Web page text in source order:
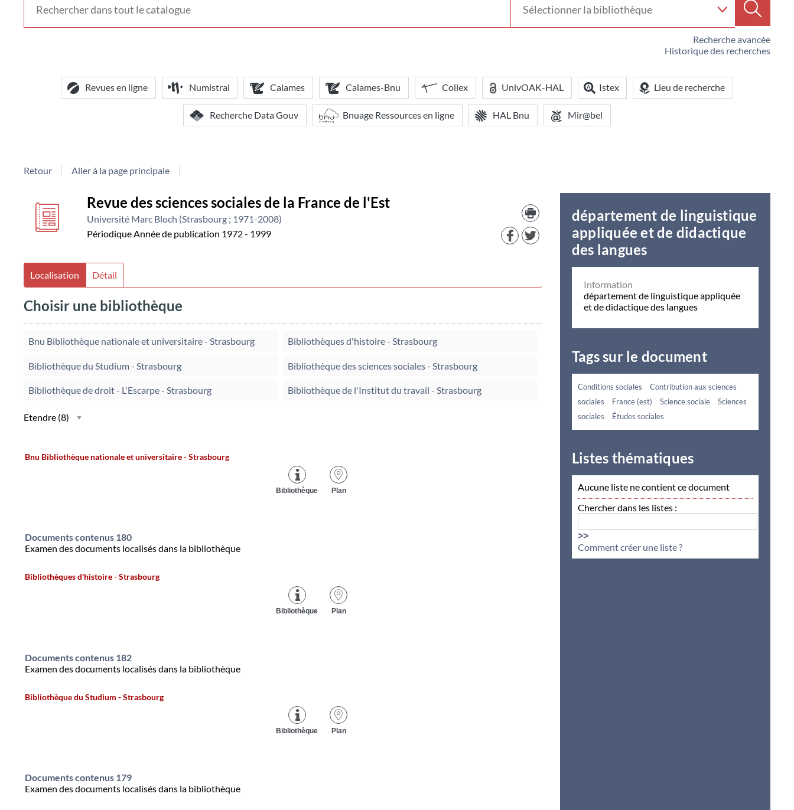
voir
Recherche avancée
Historique des recherches
votre
Revues en ligne Numistral Calames Calames-Bnu Collex UnivOAK-HAL Istex Lieu de recherche
Recherche Data Gouv Bnuage Ressources en ligne HAL Bnu Mir@bel
Retour Aller à la page principale
Détail
document
document
ressources
Revue des sciences sociales de la France de l'Est
Université Marc Bloch (Strasbourg ; 1971-2008)
PériodiqueAnnée de publication 1972 - 1999
Localisation Détail
Choisir une bibliothèque
Bnu Bibliothèque nationale et universitaire - Strasbourg Bibliothèques d'histoire - Strasbourg
Bibliothèque du Studium - Strasbourg Bibliothèque des sciences sociales - Strasbourg
Bibliothèque de droit - L'Escarpe - Strasbourg Bibliothèque de l'Institut du travail - Strasbourg
Etendre (8)
Bnu Bibliothèque nationale et universitaire - Strasbourg
Plan
Bibliothèque
Documents contenus 180
Examen des documents localisés dans la bibliothèque
Bibliothèques d'histoire - Strasbourg
Plan
Bibliothèque
Documents contenus 182
Examen des documents localisés dans la bibliothèque
Bibliothèque du Studium - Strasbourg
Plan
Bibliothèque
Documents contenus 179
Examen des documents localisés dans la bibliothèque
département de linguistique
appliquée et de didactique
des langues
Information
département de linguistique appliquée
et de didactique des langues
Tags sur le document
Conditions sociales
Contribution aux sciences
sociales
France (est) Science sociale
Sciences
sociales
Études sociales
Listes thématiques
Aucune liste ne contient ce document
Chercher dans les listes :
>>
Comment créer une liste ?